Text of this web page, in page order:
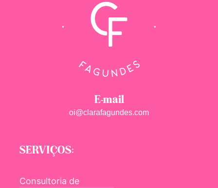
E-mail
oi@clarafagundes.com
SERVIÇOS:
Consultoria de